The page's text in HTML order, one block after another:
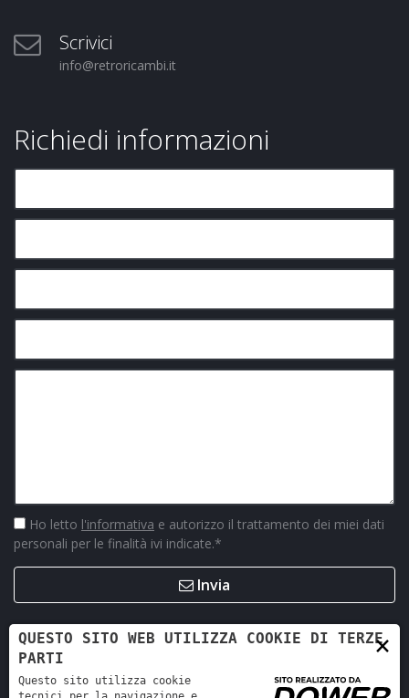
Scrivici
info@retroricambi.it
Richiedi informazioni
Ho letto l'informativa e autorizzo il trattamento dei miei dati
personali per le finalità ivi indicate.*
Invia
×
QUESTO SITO WEB UTILIZZA COOKIE DI TERZE
PARTI
Questo sito utilizza cookie